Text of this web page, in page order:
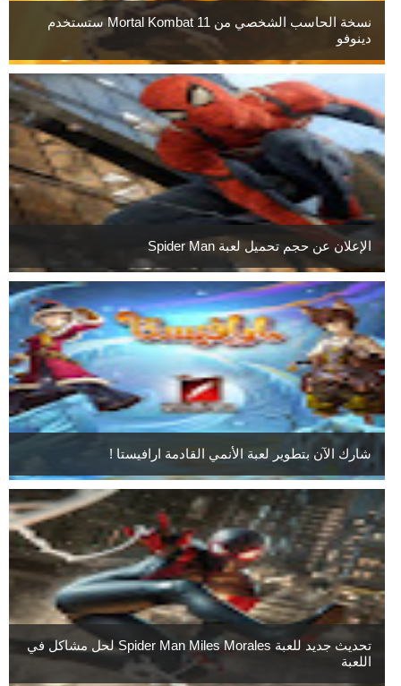
نسخة الحاسب الشخصي من Mortal Kombat 11 ستستخدم
دينوفو
الإعلان عن حجم تحميل لعبة Spider Man
شارك الآن بتطوير لعبة الأنمي القادمة ارافيستا !
تحديث جديد للعبة Spider Man Miles Morales لحل مشاكل في
اللعبة